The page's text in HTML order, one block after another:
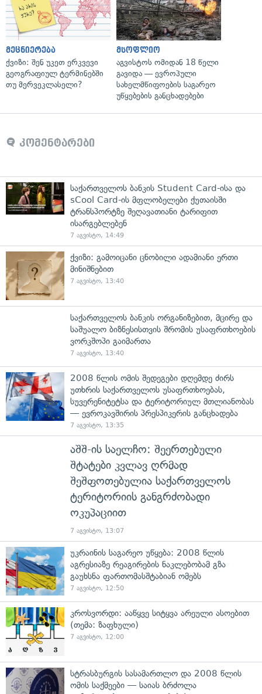
მეცნიერება
ქვიზი: შენ უკეთ ერკვევი
გეოგრაფიულ ტერმინებში
თუ მერვეკლასელი?
მსოფლიო
აგვისტოს ომიდან 18 წელი
გავიდა — ევროპული
სახელმწიფოების საგარეო
უწყებების განცხადებები
კომენტარები
საქართველოს ბანკის Student Card-ისა და
sCool Card-ის მფლობელები ქუთაისში
ტრანსპორტზე შეღავათიანი ტარიფით
ისარგებლებენ
7 აგვისტო, 14:49
ქვიზი: გამოიცანი ცნობილი ადამიანი ერთი
მინიშნებით
7 აგვისტო, 13:40
საქართველოს ბანკის ორგანიზებით, მცირე და
საშუალო ბიზნესისთვის შრომის უსაფრთხოების
ვორკშოპი გაიმართა
7 აგვისტო, 13:40
2008 წლის ომის შედეგები დღემდე ძირს
უთხრის საქართველოს უსაფრთხოებას,
სუვერენიტეტსა და ტერიტორიულ მთლიანობას
— ევროკავშირის პრესპიკერის განცხადება
7 აგვისტო, 13:35
აშშ-ის საელჩო: შეერთებული
შტატები კვლავ ღრმად
შეშფოთებულია საქართველოს
ტერიტორიის განგრძობადი
ოკუპაციით
7 აგვისტო, 13:07
უკრაინის საგარეო უწყება: 2008 წლის
აგრესიაზე რეაგირების ნაკლებობამ გზა
გაუხსნა ფართომასშტაბიან ომებს
7 აგვისტო, 12:50
კროსვორდი: ააწყვე სიტყვა არეული ასოებით
(თემა: ზაფხული)
7 აგვისტო, 12:00
სტრასბურგის სასამართლო და 2008 წლის
ომის საქმეები — საიას ბრძოლა